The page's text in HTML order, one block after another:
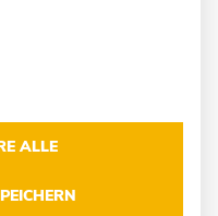
Speisesalz, Hefe,
Gerstenmalzmehl
ALLE